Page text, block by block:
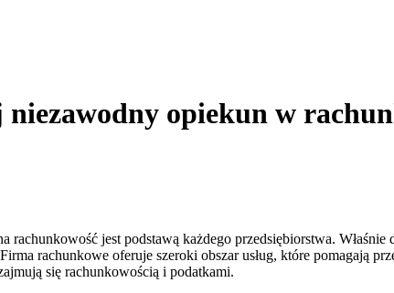
opiekun w
jest podstawą każdego przedsiębiorstwa.
rachunkowe oferuje szeroki obszar usług, które pomagają
się rachunkowością i podatkami.